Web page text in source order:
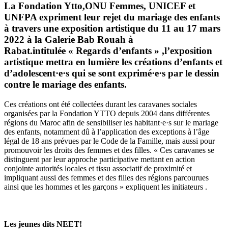
La Fondation Ytto,ONU Femmes, UNICEF et
UNFPA expriment leur rejet du mariage des enfants
à travers une exposition artistique du 11 au 17 mars
2022 à la Galerie Bab Rouah à
Rabat.intitulée « Regards d’enfants » ,l’exposition
artistique mettra en lumière les créations d’enfants et
d’adolescent·e·s qui se sont exprimé·e·s par le dessin
contre le mariage des enfants.
Ces créations ont été collectées durant les caravanes sociales
organisées par la Fondation YTTO depuis 2004 dans différentes
régions du Maroc afin de sensibiliser les habitant·e·s sur le mariage
des enfants, notamment dû à l’application des exceptions à l’âge
légal de 18 ans prévues par le Code de la Famille, mais aussi pour
promouvoir les droits des femmes et des filles. « Ces caravanes se
distinguent par leur approche participative mettant en action
conjointe autorités locales et tissu associatif de proximité et
impliquant aussi des femmes et des filles des régions parcourues
ainsi que les hommes et les garçons » expliquent les initiateurs .
Les jeunes dits NEET!